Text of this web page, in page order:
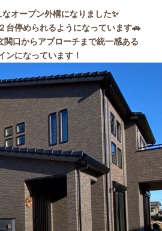
なオープン外構になりました✨
台停められるようになっています🚗
口からアプローチまで統一感ある
ンになっています！